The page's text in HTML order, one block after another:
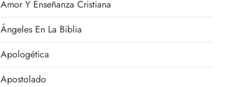
Amor Y Enseñanza Cristiana
Ángeles En La Biblia
Apologética
Apostolado